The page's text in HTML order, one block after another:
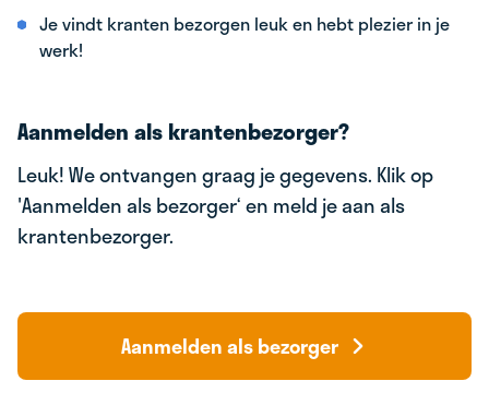
Je vindt kranten bezorgen leuk en hebt plezier in je
werk!
Aanmelden als krantenbezorger?
Leuk! We ontvangen graag je gegevens. Klik op
'Aanmelden als bezorger‘ en meld je aan als
krantenbezorger.
Aanmelden als bezorger